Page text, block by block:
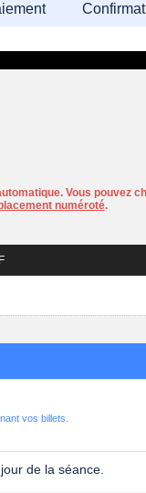
Vous pouvez
numéroté.
vos billets.
de la séance.